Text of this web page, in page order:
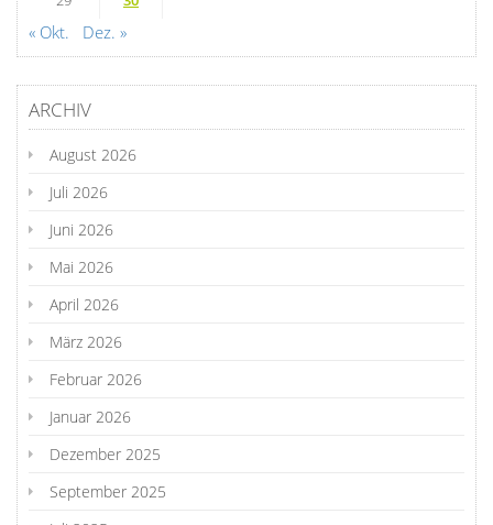
« Okt. Dez. »
ARCHIV
August 2026
Juli 2026
Juni 2026
Mai 2026
April 2026
März 2026
Februar 2026
Januar 2026
Dezember 2025
September 2025